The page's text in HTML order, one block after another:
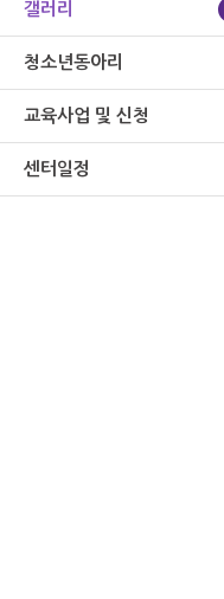
갤러리
청소년동아리
교육사업 및 신청
센터일정